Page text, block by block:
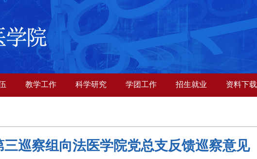
教学工作 科学研究 学团工作 招生就业 资料下载
三巡察组向法医学院党总支反馈巡察意见